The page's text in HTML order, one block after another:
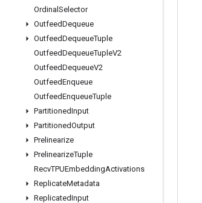
Ordinal Selector
OutfeedDequeue
OutfeedDequeueTuple
OutfeedDequeueTupleV2
OutfeedDequeueV2
OutfeedEnqueue
OutfeedEnqueueTuple
PartitionedInput
PartitionedOutput
Prelinearize
PrelinearizeTuple
RecvTPUEmbeddingActivations
ReplicateMetadata
ReplicatedInput